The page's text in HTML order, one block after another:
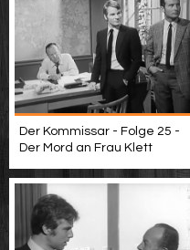
Der Kommissar - Folge 25 -
Der Mord an Frau Klett